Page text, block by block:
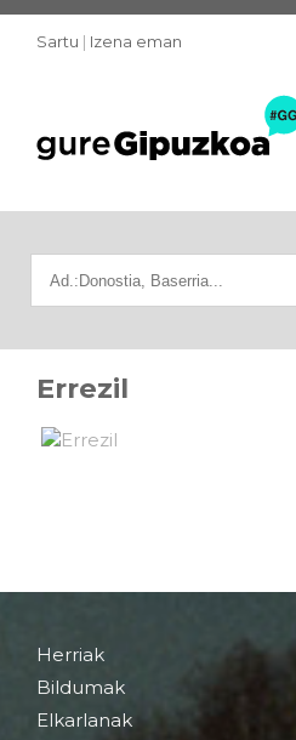
Sartu | Izena eman
Errezil
Herriak
Bildumak
Elkarlanak